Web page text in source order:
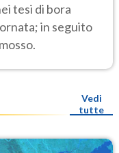
tesi di bora
in seguito
Vedi
tutte